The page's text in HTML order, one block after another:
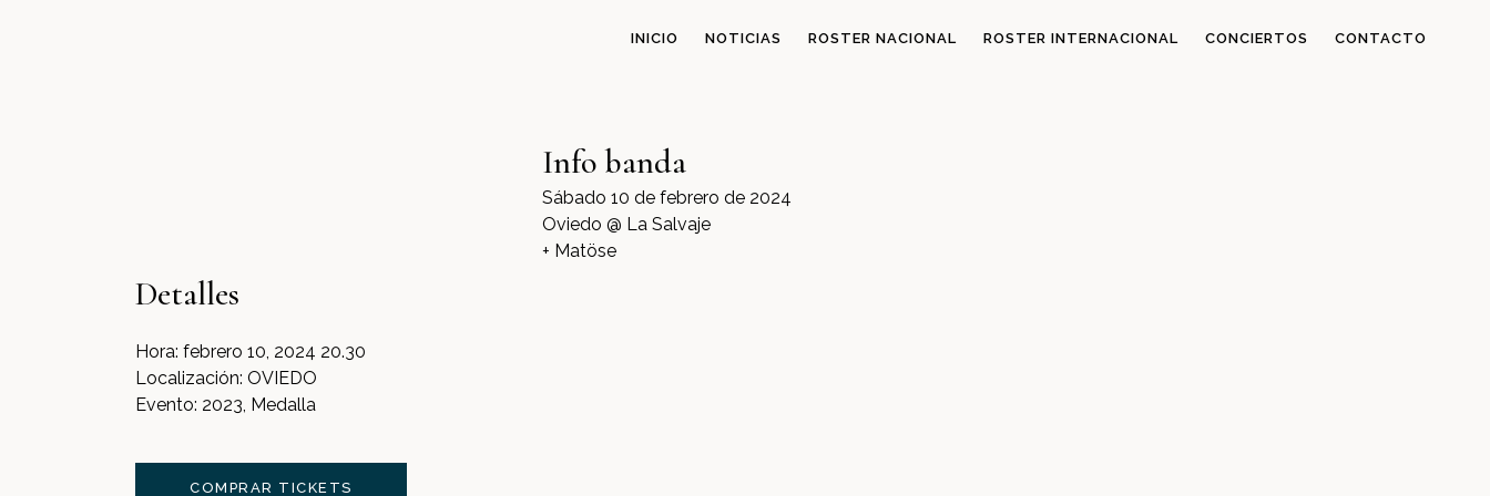
INICIO NOTICIAS ROSTER NACIONAL ROSTER INTERNACIONAL CONCIERTOS CONTACTO
Detalles
Hora: febrero 10, 2024 20.30
Localización: OVIEDO
Evento: 2023, Medalla
COMPRAR TICKETS
Info banda
Sábado 10 de febrero de 2024
Oviedo @ La Salvaje
+ Matöse